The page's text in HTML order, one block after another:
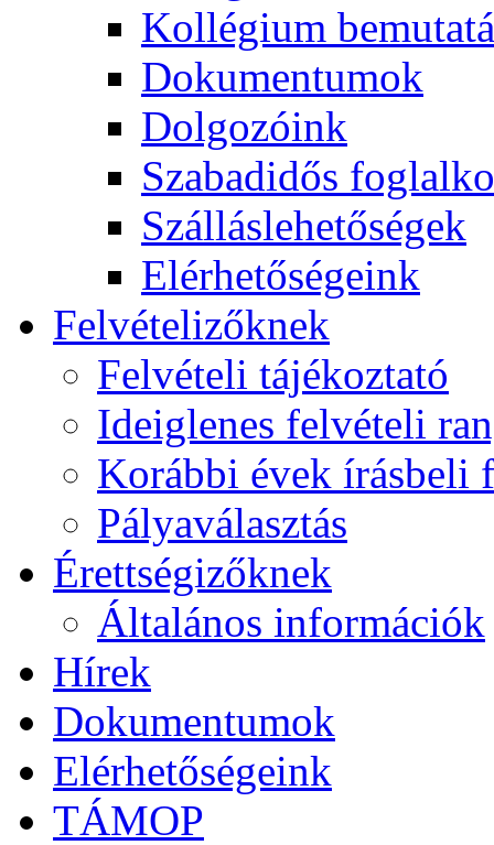
Kollégium
Dokumentumok
Dolgozóink
Szabadidős
Szálláslehetőségek
Elérhetőségeink
Felvételizőknek
Felvételi tájékoztató
Ideiglenes felvételi
Korábbi évek írásbeli
Pályaválasztás
Érettségizőknek
Általános információk
Hírek
Dokumentumok
Elérhetőségeink
TÁMOP